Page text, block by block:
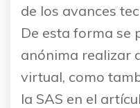
de los avances
De esta forma se
anónima realizar
virtual, como
la SAS en el